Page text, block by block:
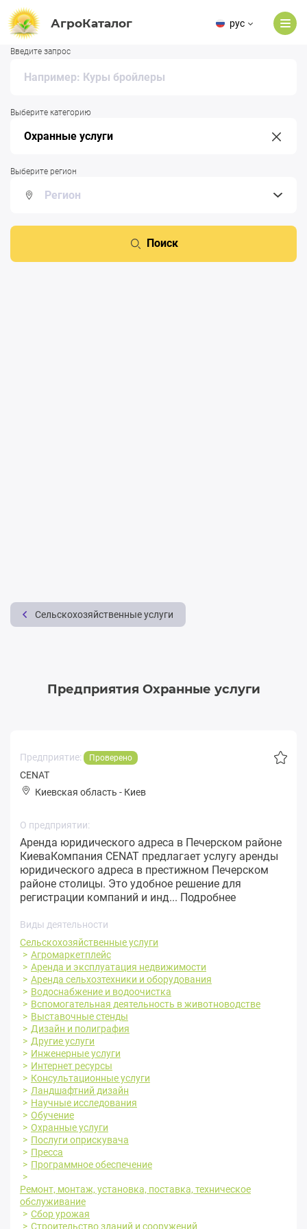
АгроКаталог рус
Введите запрос
Выберите категорию
Выберите регион
Поиск
Сельскохозяйственные услуги
Предприятия Охранные услуги
Предприятие: Проверено
CENAT
Киевская область - Киев
О предприятии:
Аренда юридического адреса в Печерском районе
КиеваКомпания CENAT предлагает услугу аренды
юридического адреса в престижном Печерском
районе столицы. Это удобное решение для
регистрации компаний и инд... Подробнее
Виды деятельности
Сельскохозяйственные услуги
Агромаркетплейс
Аренда и эксплуатация недвижимости
Аренда сельхозтехники и оборудования
Водоснабжение и водоочистка
Вспомогательная деятельность в животноводстве
Выставочные стенды
Дизайн и полиграфия
Другие услуги
Инженерные услуги
Интернет ресурсы
Консультационные услуги
Ландшафтний дизайн
Научные исследования
Обучение
Охранные услуги
Послуги оприскувача
Пресса
Программное обеспечение
Ремонт, монтаж, установка, поставка, техническое
обслуживание
Сбор урожая
Строительство зданий и сооружений